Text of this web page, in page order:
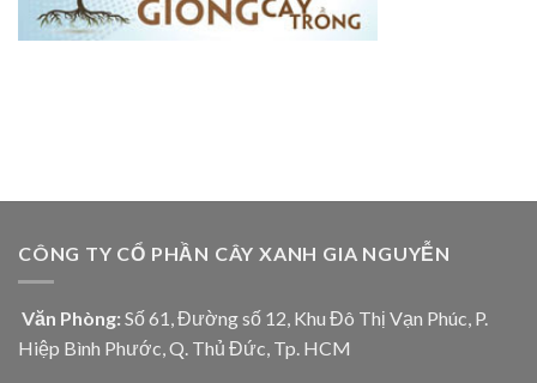
CÔNG TY CỔ PHẦN CÂY XANH GIA NGUYỄN
Văn Phòng: Số 61, Đường số 12, Khu Đô Thị Vạn Phúc, P.
Hiệp Bình Phước, Q. Thủ Đức, Tp. HCM